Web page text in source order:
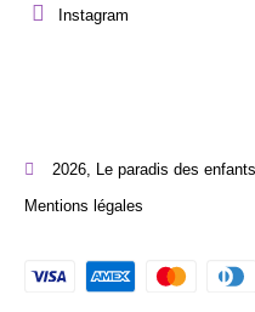
Instagram
2026, Le paradis des enfants
Mentions légales